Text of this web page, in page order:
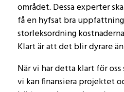
området. Dessa experter
få en hyfsat bra
storleksordning
Klart är att det blir dyrare
När vi har detta klart för
vi kan finansiera projektet